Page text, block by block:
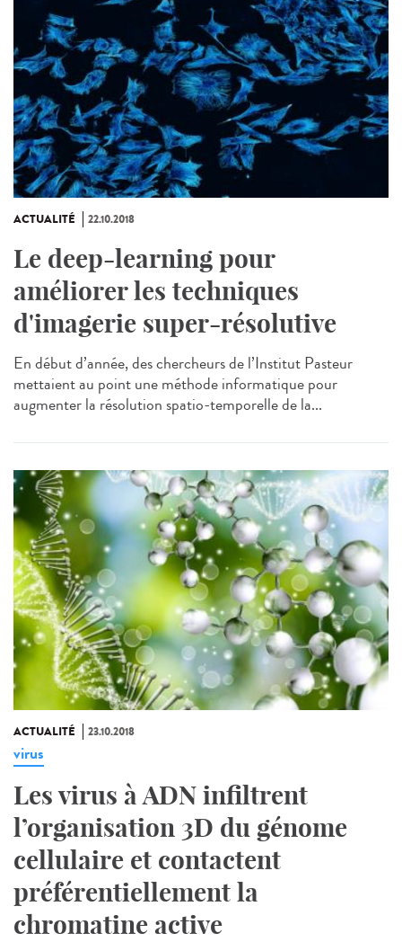
ACTUALITÉ 22.10.2018
Le deep-learning pour
améliorer les techniques
d'imagerie super-résolutive
En début d’année, des chercheurs de l’Institut Pasteur
mettaient au point une méthode informatique pour
augmenter la résolution spatio-temporelle de la...
ACTUALITÉ 23.10.2018
virus
Les virus à ADN infiltrent
l’organisation 3D du génome
cellulaire et contactent
préférentiellement la
chromatine active